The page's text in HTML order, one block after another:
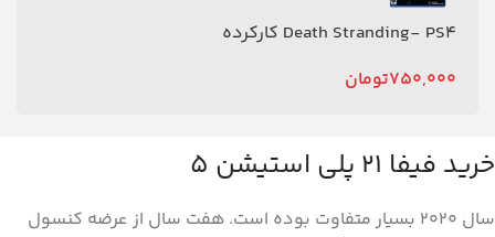
Death Stranding- PS4 کارکرده
750,000تومان
خرید فیفا 21 پلی استیشن 5
سال 2020 بسیار متفاوت بوده است. هفت سال از عرضه کنسول